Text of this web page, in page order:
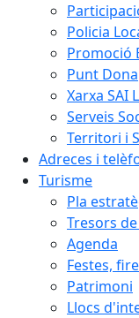
Policia
Promoció
Punt Dona
Xarxa SAI
Serveis
Territori i
Adreces i
Turisme
Pla
Tresors
Agenda
Festes,
Patrimoni
Llocs